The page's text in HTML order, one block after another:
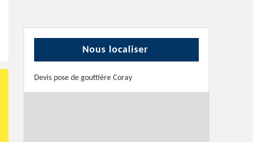
Nous localiser
Devis pose de gouttière Coray